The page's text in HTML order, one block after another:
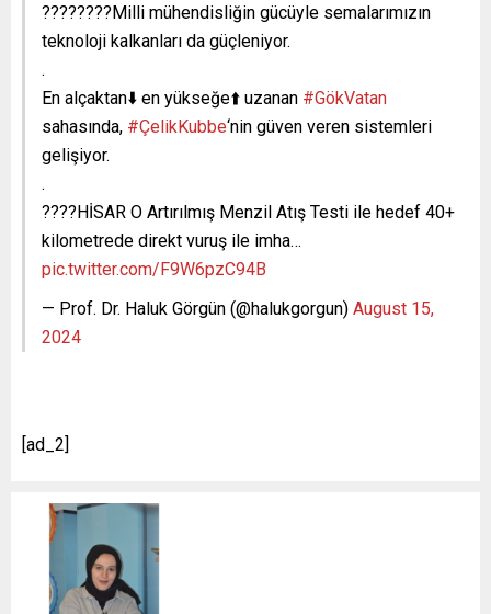
????????Milli mühendisliğin gücüyle semalarımızın
teknoloji kalkanları da güçleniyor.
.
En alçaktan⬇️ en yükseğe⬆️ uzanan #GökVatan
sahasında, #ÇelikKubbe‘nin güven veren sistemleri
gelişiyor.
.
????HİSAR O Artırılmış Menzil Atış Testi ile hedef 40+
kilometrede direkt vuruş ile imha…
pic.twitter.com/F9W6pzC94B
— Prof. Dr. Haluk Görgün (@halukgorgun) August 15,
2024
[ad_2]